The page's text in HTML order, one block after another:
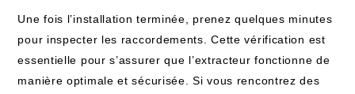
Une fois l’installation terminée, prenez quelques minutes
pour inspecter les raccordements. Cette vérification est
essentielle pour s’assurer que l’extracteur fonctionne de
manière optimale et sécurisée. Si vous rencontrez des